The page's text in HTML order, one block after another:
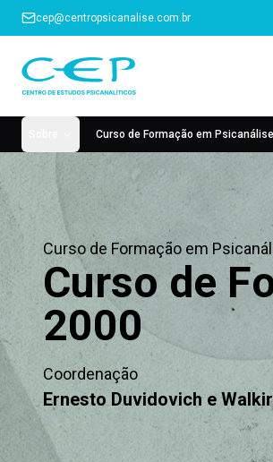
cep@centropsicanalise.com.br
Curso de Formação em Psicanálise
Curso de Formação em
Curso de
2000
Coordenação
Ernesto Duvidovich e